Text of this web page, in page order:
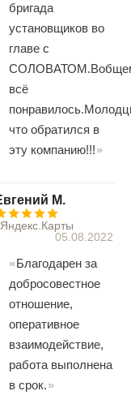
бригада
установщиков во
главе с
всё
что обратился в
эту компанию!!!
М.
Яндекс.Карты
05.08.2022
Благодарен за
добросовестное
отношение,
оперативное
взаимодействие,
работа выполнена
в срок.